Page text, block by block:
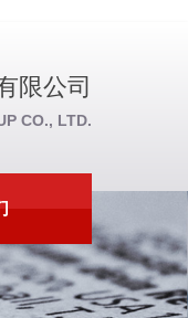
限公司
CO., LTD.